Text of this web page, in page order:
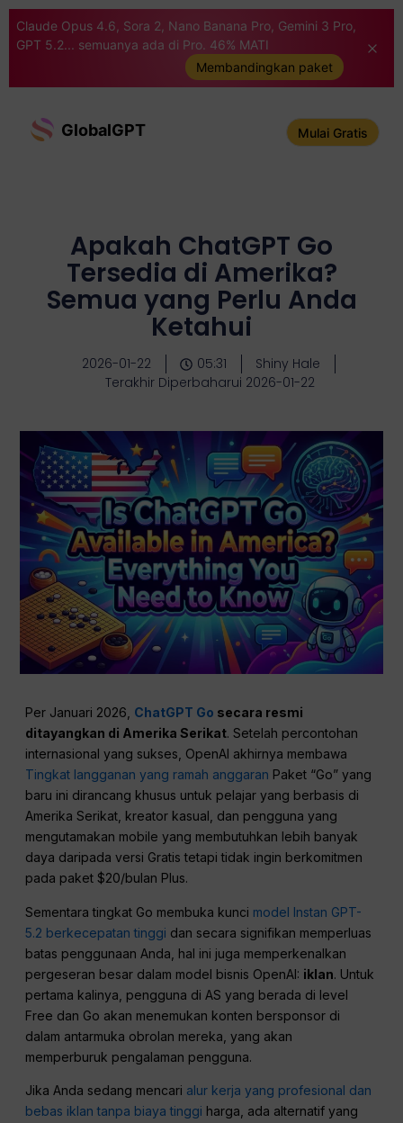
Claude Opus 4.6, Sora 2, Nano Banana Pro, Gemini 3 Pro,
GPT 5.2... semuanya ada di Pro. 46% MATI
Membandingkan paket
GlobalGPT Mulai Gratis
Apakah ChatGPT Go
Tersedia di Amerika?
Semua yang Perlu Anda
Ketahui
2026-01-22 05:31
Shiny Hale
Terakhir Diperbaharui 2026-01-22
Per Januari 2026, ChatGPT Go secara resmi
ditayangkan di Amerika Serikat. Setelah percontohan
internasional yang sukses, OpenAI akhirnya membawa
Tingkat langganan yang ramah anggaran Paket “Go” yang
baru ini dirancang khusus untuk pelajar yang berbasis di
Amerika Serikat, kreator kasual, dan pengguna yang
mengutamakan mobile yang membutuhkan lebih banyak
daya daripada versi Gratis tetapi tidak ingin berkomitmen
pada paket $20/bulan Plus.
Sementara tingkat Go membuka kunci model Instan GPT-
5.2 berkecepatan tinggi dan secara signifikan memperluas
batas penggunaan Anda, hal ini juga memperkenalkan
pergeseran besar dalam model bisnis OpenAI: iklan. Untuk
pertama kalinya, pengguna di AS yang berada di level
Free dan Go akan menemukan konten bersponsor di
dalam antarmuka obrolan mereka, yang akan
memperburuk pengalaman pengguna.
Jika Anda sedang mencari alur kerja yang profesional dan
bebas iklan tanpa biaya tinggi harga, ada alternatif yang